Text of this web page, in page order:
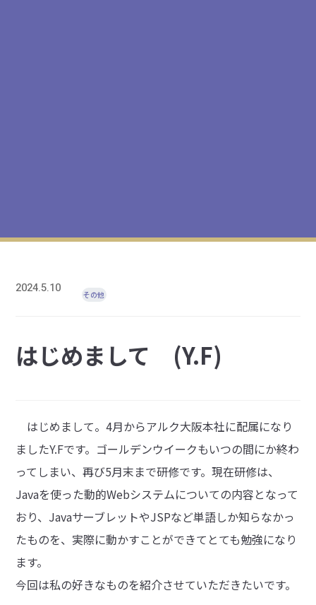
2024.5.10 その他
はじめまして (Y.F)
はじめまして。4月からアルク大阪本社に配属になり
ましたY.Fです。ゴールデンウイークもいつの間にか終わ
ってしまい、再び5月末まで研修です。現在研修は、
Javaを使った動的Webシステムについての内容となって
おり、JavaサーブレットやJSPなど単語しか知らなかっ
たものを、実際に動かすことができてとても勉強になり
ます。
今回は私の好きなものを紹介させていただきたいです。